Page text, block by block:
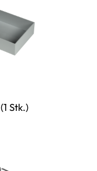
(1 Stk.)